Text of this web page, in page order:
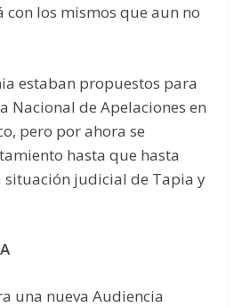
con los mismos que aun no
estaban propuestos para
Nacional de Apelaciones en
pero por ahora se
hasta que hasta
situación judicial de Tapia y
una nueva Audiencia